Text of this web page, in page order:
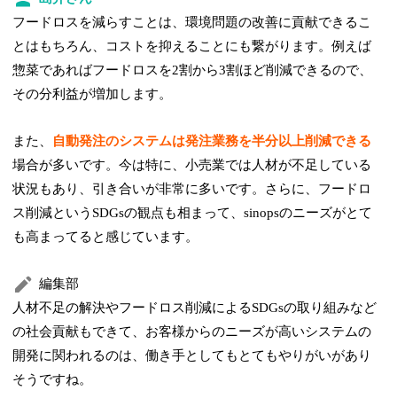
フードロスを減らすことは、環境問題の改善に貢献できるこ
とはもちろん、コストを抑えることにも繋がります。例えば
惣菜であればフードロスを2割から3割ほど削減できるので、
その分利益が増加します。
また、
自動発注のシステムは発注業務を半分以上削減できる
場合が多いです。今は特に、小売業では人材が不足している
状況もあり、引き合いが非常に多いです。さらに、フードロ
ス削減というSDGsの観点も相まって、sinopsのニーズがとて
も高まってると感じています。
編集部
人材不足の解決やフードロス削減によるSDGsの取り組みなど
の社会貢献もできて、お客様からのニーズが高いシステムの
開発に関われるのは、働き手としてもとてもやりがいがあり
そうですね。